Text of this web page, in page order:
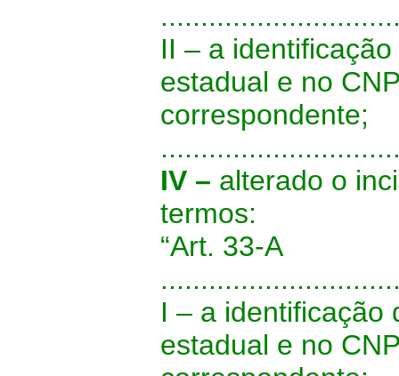
II – a
estadual e no
correspondente;
IV – alterado o
termos:
“Art. 33-A
I – a identificação
estadual e no